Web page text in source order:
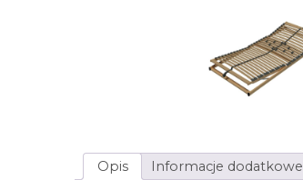
Opis Informacje dodatkowe